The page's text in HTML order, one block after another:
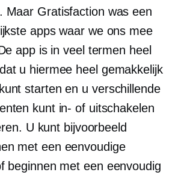
Maar Gratisfaction was een
apps waar we ons mee
app is in veel termen heel
u hiermee heel gemakkelijk
starten en u verschillende
kunt in- of uitschakelen
U kunt bijvoorbeeld
met een eenvoudige
beginnen met een eenvoudig